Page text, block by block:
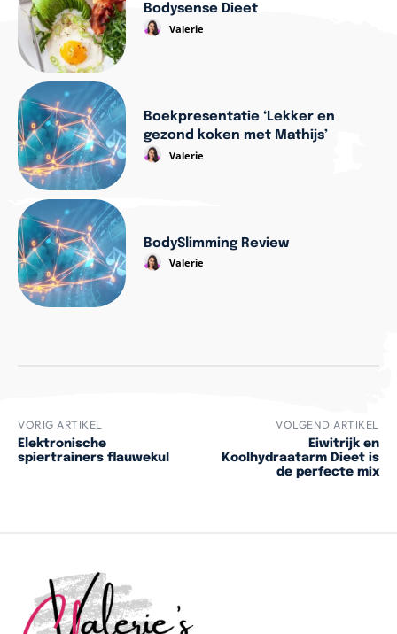
Bodysense Dieet
Valerie
Boekpresentatie ‘Lekker en
gezond koken met Mathijs’
Valerie
BodySlimming Review
Valerie
VORIG ARTIKEL
Elektronische
spiertrainers flauwekul
VOLGEND ARTIKEL
Eiwitrijk en
Koolhydraatarm Dieet is
de perfecte mix